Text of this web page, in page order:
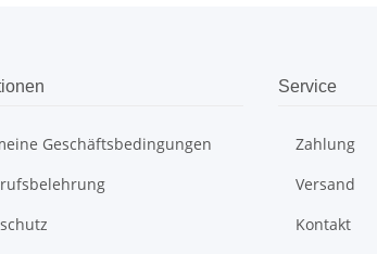
Geschäftsbedingungen
Service
Zahlung
Versand
Kontakt